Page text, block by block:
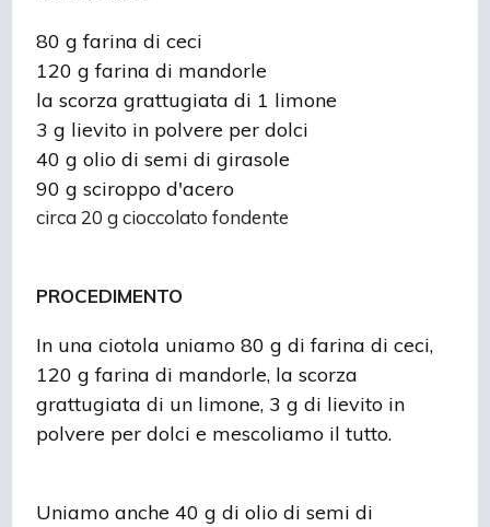
80 g farina di ceci
120 g farina di mandorle
la scorza grattugiata di 1 limone
3 g lievito in polvere per dolci
40 g olio di semi di girasole
90 g sciroppo d'acero
circa 20 g cioccolato fondente
PROCEDIMENTO
In una ciotola uniamo 80 g di farina di ceci,
120 g farina di mandorle, la scorza
grattugiata di un limone, 3 g di lievito in
polvere per dolci e mescoliamo il tutto.
Uniamo anche 40 g di olio di semi di